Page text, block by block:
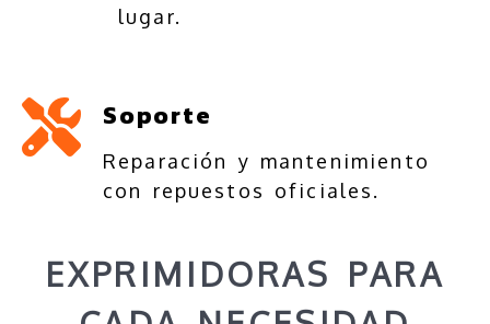
lugar.
Soporte
Reparación y mantenimiento
con repuestos oficiales.
EXPRIMIDORAS PARA